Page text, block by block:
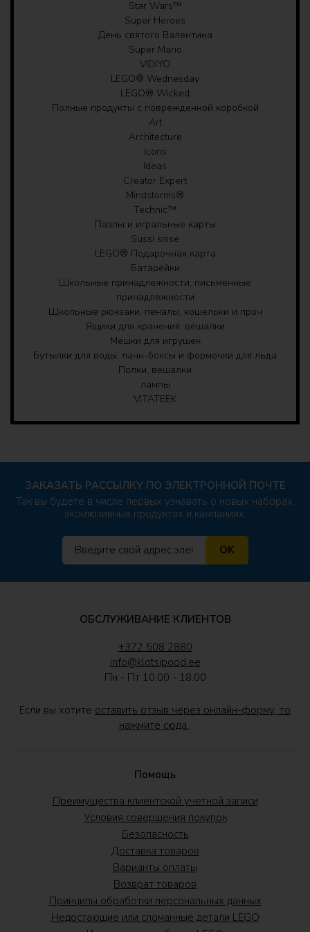
насладиться видеоигрой по-новому: мобы, сцены
и функции оживают, воплощенные в реальности
Игрушка для сборки из 530 деталей — модель из
игрового набора «Шахта-кирка» LEGO®
Minecraft® имеет размеры более 22 см в высоту,
16 см в ширину и 14 см в глубину.
Star Wars™
Super Heroes
День святого Валентина
Super Mario
VIDIYO
LEGO® Wednesday
LEGO® Wicked
Полные продукты с поврежденной коробкой
Art
Architecture
Icons
Ideas
Creator Expert
Mindstorms®
Technic™
Пазлы и игральные карты
Sussi sisse
LEGO® Подарочная карта
Батарейки
Школьные принадлежности, письменные
принадлежности
Школьные рюкзаки, пеналы, кошельки и проч
Ящики для хранения, вешалки
Мешки для игрушек
Бутылки для воды, лачн-боксы и формочки для льда
Полки, вешалки
лампы
VITATEEK
ЗАКАЗАТЬ РАССЫЛКУ ПО ЭЛЕКТРОННОЙ ПОЧТЕ
Так вы будете в числе первых узнавать о новых наборах,
эксклюзивных продуктах и кампаниях.
OK
ОБСЛУЖИВАНИЕ КЛИЕНТОВ
+372 508 2880
info@klotsipood.ee
Пн - Пт 10.00 - 18.00
Если вы хотите оставить отзыв через онлайн-форму, то
нажмите сюда..
Помощь
Преимущества клиентской учетной записи
Условия совершения покупок
Безопасность
Доставка товаров
Варианты оплаты
Возврат товаров
Принципы обработки персональных данных
Недостающие или сломанные детали LEGO
Бутылки для воды, лачн-боксы и формочки